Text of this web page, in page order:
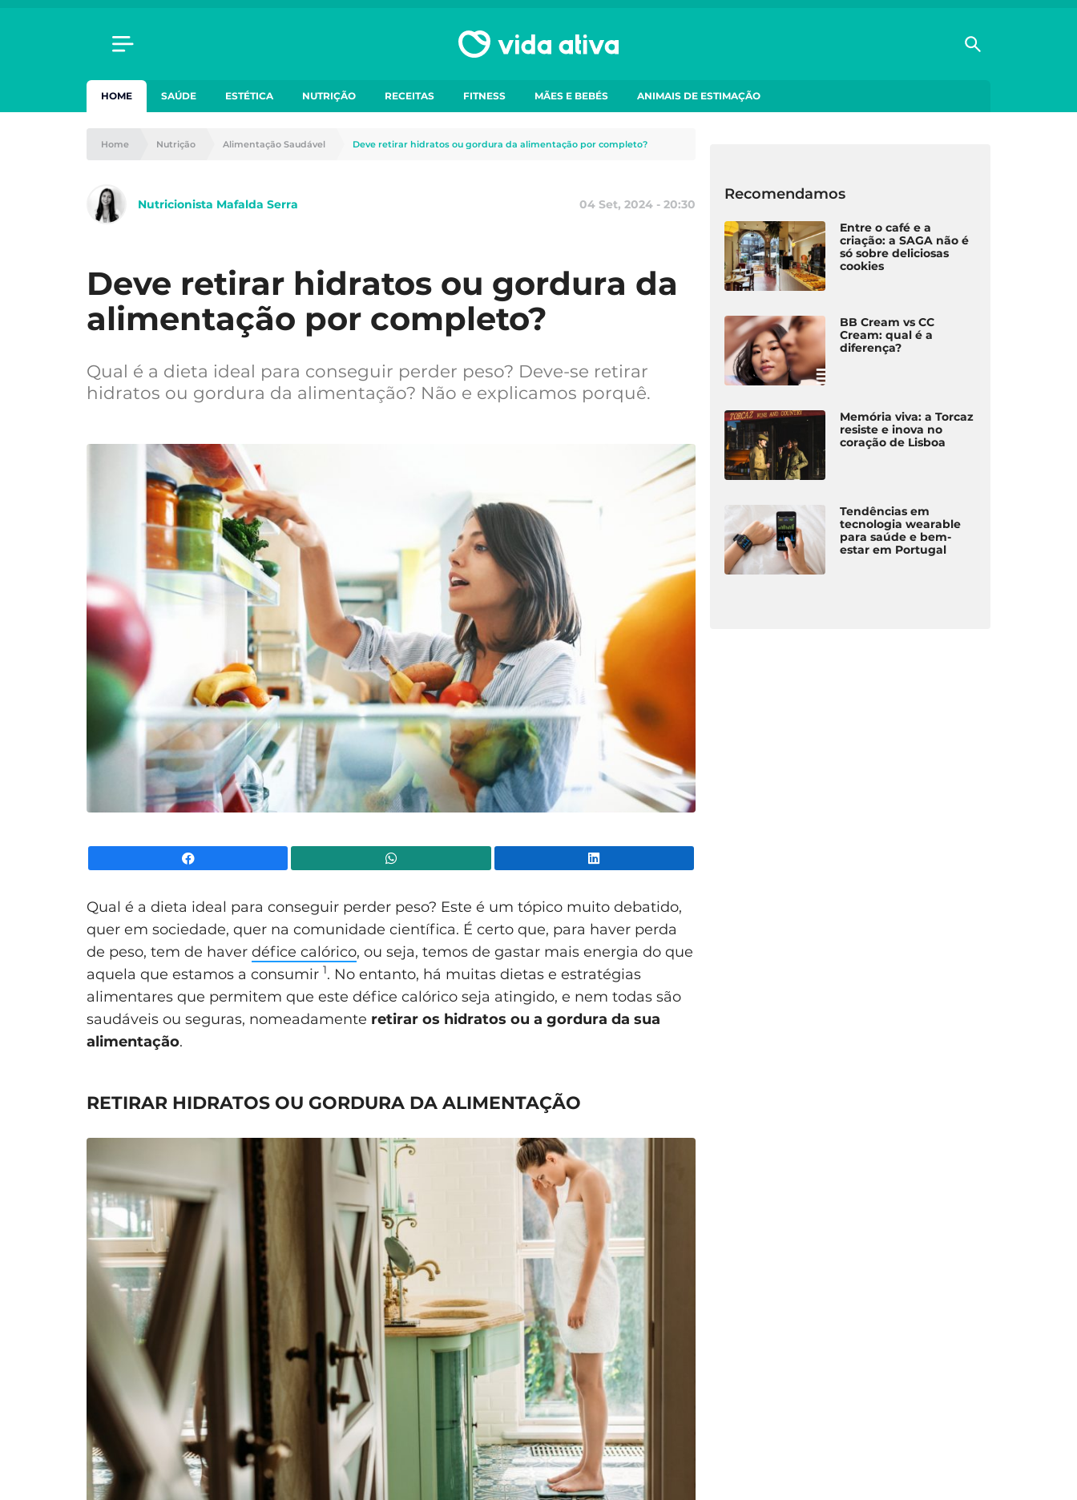
HOME SAÚDE ESTÉTICA NUTRIÇÃO RECEITAS FITNESS MÃES E BEBÉS ANIMAIS DE ESTIMAÇÃO
Home Nutrição Alimentação Saudável Deve retirar hidratos ou gordura da alimentação por completo?
Nutricionista Mafalda Serra 04 Set, 2024 - 20:30
Deve retirar hidratos ou gordura da
alimentação por completo?
Qual é a dieta ideal para conseguir perder peso? Deve-se retirar
hidratos ou gordura da alimentação? Não e explicamos porquê.
Qual é a dieta ideal para conseguir perder peso? Este é um tópico muito debatido,
quer em sociedade, quer na comunidade científica. É certo que, para haver perda
de peso, tem de haver défice calórico, ou seja, temos de gastar mais energia do que
aquela que estamos a consumir 1. No entanto, há muitas dietas e estratégias
alimentares que permitem que este défice calórico seja atingido, e nem todas são
saudáveis ou seguras, nomeadamente retirar os hidratos ou a gordura da sua
alimentação.
RETIRAR HIDRATOS OU GORDURA DA ALIMENTAÇÃO
Recomendamos
Entre o café e a
criação: a SAGA não é
só sobre deliciosas
cookies
BB Cream vs CC
Cream: qual é a
diferença?
Memória viva: a Torcaz
resiste e inova no
coração de Lisboa
Tendências em
tecnologia wearable
para saúde e bem-
estar em Portugal